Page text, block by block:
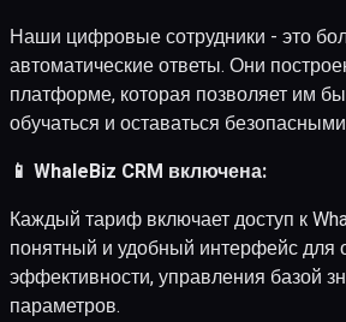
Наши цифровые сотрудники - это
автоматические ответы. Они
платформе, которая позволяет им
обучаться и оставаться
📱 WhaleBiz CRM включена:
Каждый тариф включает доступ к
понятный и удобный интерфейс для
эффективности, управления базой
параметров.